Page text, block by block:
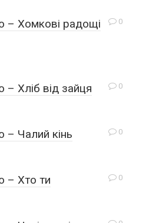
0
– Хомкові радощі
0
– Хліб від зайця
0
– Чалий кінь
0
– Хто ти